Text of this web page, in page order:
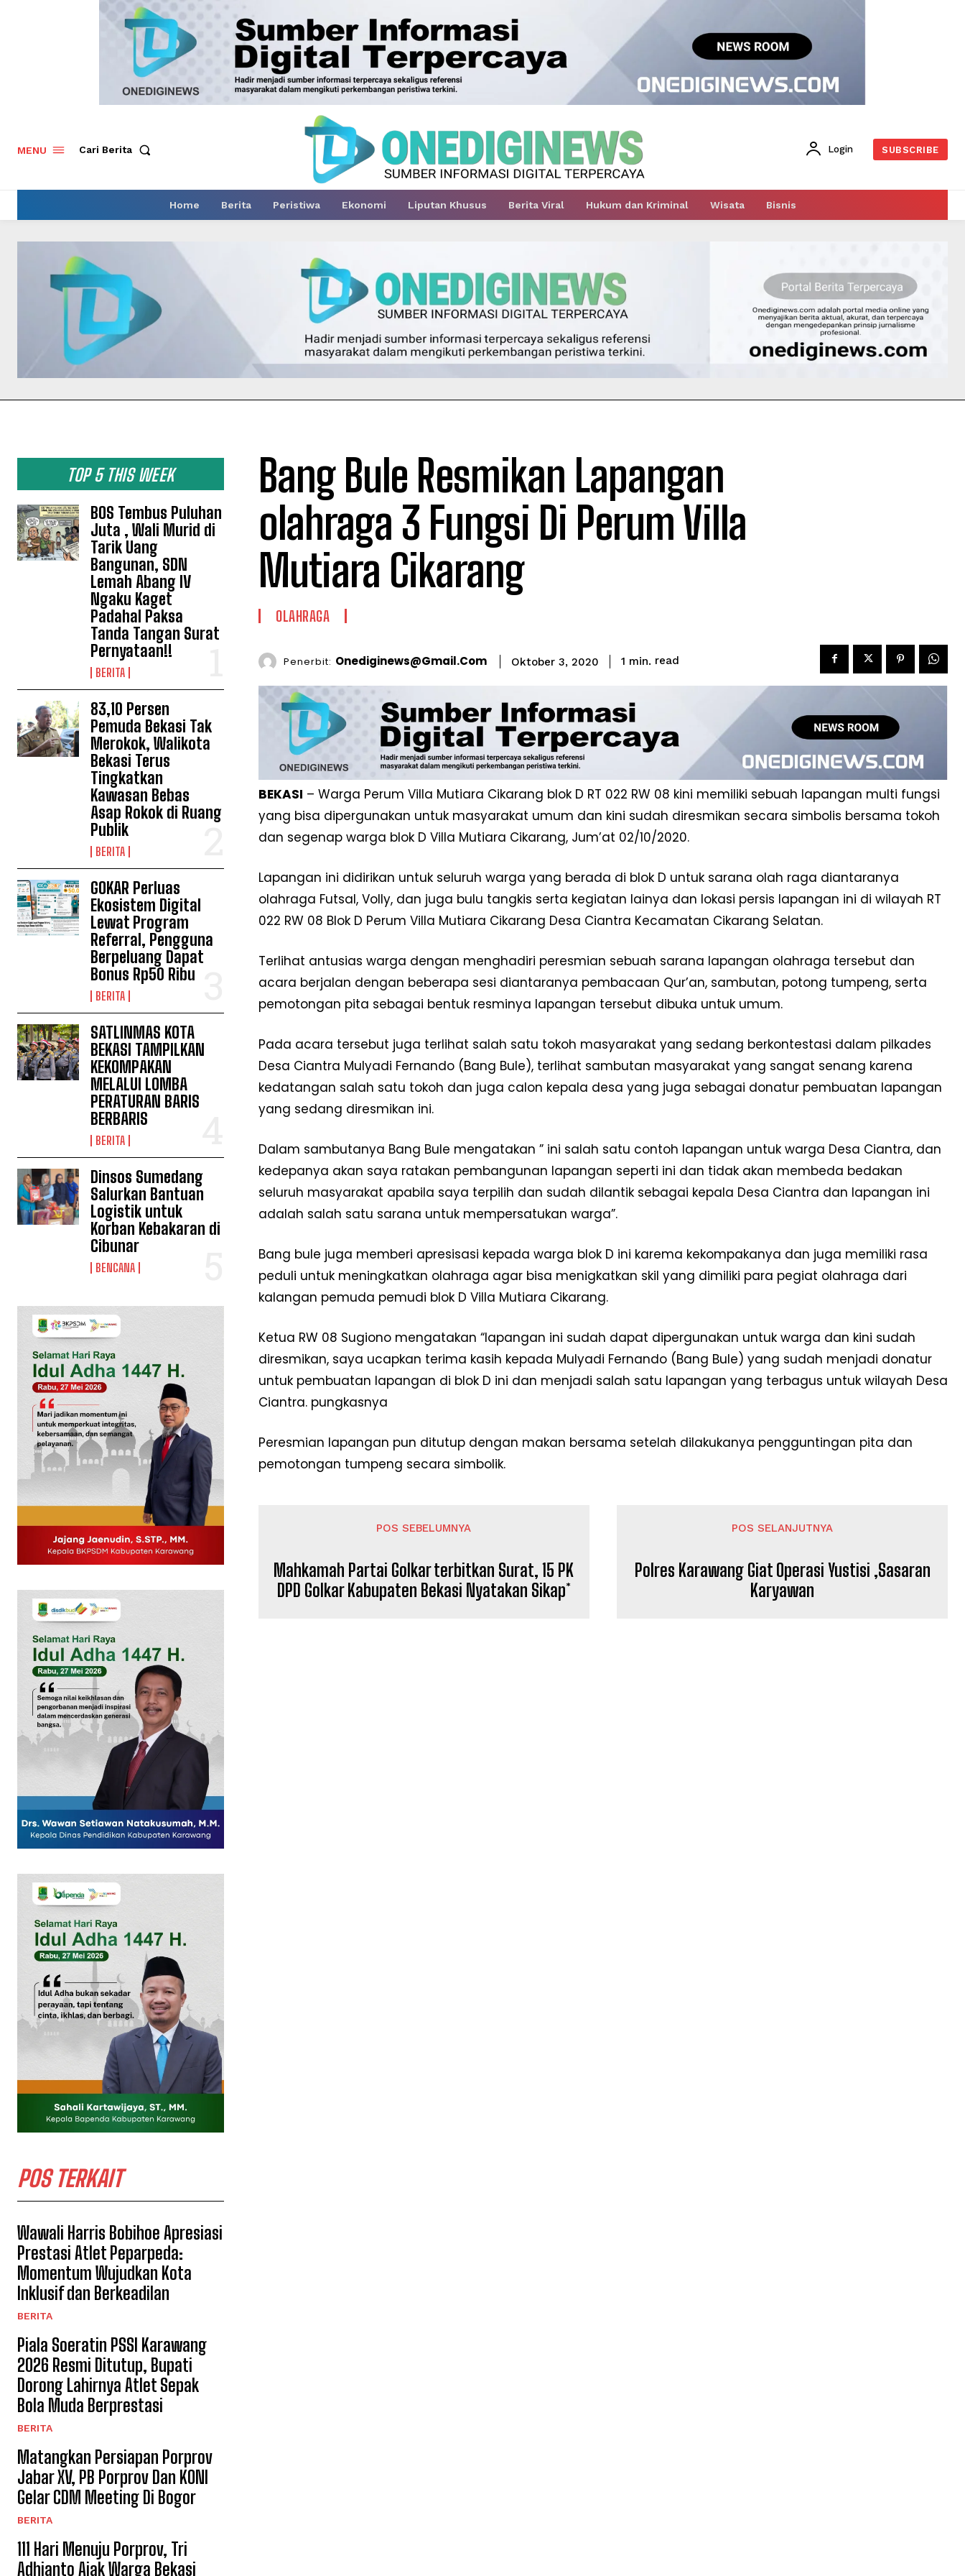
Company
Disclaimer
Kontak Kami
MENU Cari Berita Login SUBSCRIBE
Home Berita Peristiwa Ekonomi Liputan Khusus Berita Viral Hukum dan Kriminal Wisata Bisnis
TOP 5 THIS WEEK
BOS Tembus Puluhan
Juta , Wali Murid di
Tarik Uang
Bangunan, SDN
Lemah Abang IV
Ngaku Kaget
Padahal Paksa
Tanda Tangan Surat
Pernyataan!!
BERITA
83,10 Persen
Pemuda Bekasi Tak
Merokok, Walikota
Bekasi Terus
Tingkatkan
Kawasan Bebas
Asap Rokok di Ruang
Publik
BERITA
GOKAR Perluas
Ekosistem Digital
Lewat Program
Referral, Pengguna
Berpeluang Dapat
Bonus Rp50 Ribu
BERITA
SATLINMAS KOTA
BEKASI TAMPILKAN
KEKOMPAKAN
MELALUI LOMBA
PERATURAN BARIS
BERBARIS
BERITA
Dinsos Sumedang
Salurkan Bantuan
Logistik untuk
Korban Kebakaran di
Cibunar
BENCANA
POS TERKAIT
Wawali Harris Bobihoe Apresiasi
Prestasi Atlet Peparpeda:
Momentum Wujudkan Kota
Inklusif dan Berkeadilan
BERITA
Piala Soeratin PSSI Karawang
2026 Resmi Ditutup, Bupati
Dorong Lahirnya Atlet Sepak
Bola Muda Berprestasi
BERITA
Matangkan Persiapan Porprov
Jabar XV, PB Porprov Dan KONI
Gelar CDM Meeting Di Bogor
BERITA
111 Hari Menuju Porprov, Tri
Adhianto Ajak Warga Bekasi
Bang Bule Resmikan Lapangan
olahraga 3 Fungsi Di Perum Villa
Mutiara Cikarang
OLAHRAGA
Penerbit: Onediginews@gmail.com Oktober 3, 2020 1 min. read
BEKASI – Warga Perum Villa Mutiara Cikarang blok D RT 022 RW 08 kini memiliki sebuah lapangan multi fungsi
yang bisa dipergunakan untuk masyarakat umum dan kini sudah diresmikan secara simbolis bersama tokoh
dan segenap warga blok D Villa Mutiara Cikarang, Jum’at 02/10/2020.
Lapangan ini didirikan untuk seluruh warga yang berada di blok D untuk sarana olah raga diantaranya
olahraga Futsal, Volly, dan juga bulu tangkis serta kegiatan lainya dan lokasi persis lapangan ini di wilayah RT
022 RW 08 Blok D Perum Villa Mutiara Cikarang Desa Ciantra Kecamatan Cikarang Selatan.
Terlihat antusias warga dengan menghadiri peresmian sebuah sarana lapangan olahraga tersebut dan
acara berjalan dengan beberapa sesi diantaranya pembacaan Qur’an, sambutan, potong tumpeng, serta
pemotongan pita sebagai bentuk resminya lapangan tersebut dibuka untuk umum.
Pada acara tersebut juga terlihat salah satu tokoh masyarakat yang sedang berkontestasi dalam pilkades
Desa Ciantra Mulyadi Fernando (Bang Bule), terlihat sambutan masyarakat yang sangat senang karena
kedatangan salah satu tokoh dan juga calon kepala desa yang juga sebagai donatur pembuatan lapangan
yang sedang diresmikan ini.
Dalam sambutanya Bang Bule mengatakan ” ini salah satu contoh lapangan untuk warga Desa Ciantra, dan
kedepanya akan saya ratakan pembangunan lapangan seperti ini dan tidak akan membeda bedakan
seluruh masyarakat apabila saya terpilih dan sudah dilantik sebagai kepala Desa Ciantra dan lapangan ini
adalah salah satu sarana untuk mempersatukan warga”.
Bang bule juga memberi apresisasi kepada warga blok D ini karema kekompakanya dan juga memiliki rasa
peduli untuk meningkatkan olahraga agar bisa menigkatkan skil yang dimiliki para pegiat olahraga dari
kalangan pemuda pemudi blok D Villa Mutiara Cikarang.
Ketua RW 08 Sugiono mengatakan “lapangan ini sudah dapat dipergunakan untuk warga dan kini sudah
diresmikan, saya ucapkan terima kasih kepada Mulyadi Fernando (Bang Bule) yang sudah menjadi donatur
untuk pembuatan lapangan di blok D ini dan menjadi salah satu lapangan yang terbagus untuk wilayah Desa
Ciantra. pungkasnya
Peresmian lapangan pun ditutup dengan makan bersama setelah dilakukanya pengguntingan pita dan
pemotongan tumpeng secara simbolik.
POS SEBELUMNYA
Mahkamah Partai Golkar terbitkan Surat, 15 PK
DPD Golkar Kabupaten Bekasi Nyatakan Sikap*
POS SELANJUTNYA
Polres Karawang Giat Operasi Yustisi ,Sasaran
Karyawan